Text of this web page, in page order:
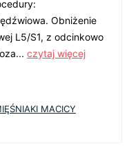
Obniżenie
L5/S1, z odcinkowo
czytaj więcej
MACICY